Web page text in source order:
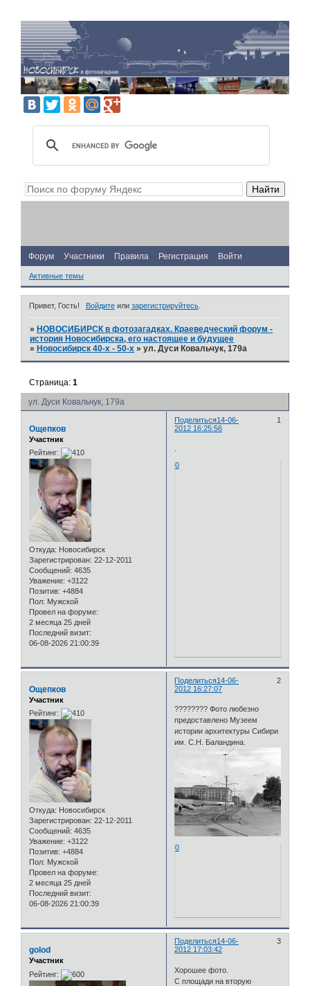
Форум Участники Правила Регистрация Войти
Активные темы
Привет, Гость! Войдитеили зарегистрируйтесь.
» НОВОСИБИРСК в фотозагадках. Краеведческий форум -
история Новосибирска, его настоящее и будущее
» Новосибирск 40-х - 50-х »ул. Дуси Ковальчук, 179а
ул. Дуси Ковальчук, 179а
Страница:1
Поделиться 1
14-06-
2012 16:25:56
Ощепков
Участник
Рейтинг:
Откуда: Новосибирск
Зарегистрирован: 22-12-2011
Сообщений: 4635
Уважение: +3122
Позитив: +4884
Пол: Мужской
Провел на форуме:
2 месяца 25 дней
Последний визит:
06-08-2026 21:00:39
0
Поделиться 2
14-06-
2012 16:27:07
Ощепков
Участник
Рейтинг:
Откуда: Новосибирск
Зарегистрирован: 22-12-2011
Сообщений: 4635
Уважение: +3122
Позитив: +4884
Пол: Мужской
Провел на форуме:
2 месяца 25 дней
Последний визит:
06-08-2026 21:00:39
???????? Фото любезно
предоставлено Музеем
истории архитектуры Сибири
им. С.Н. Баландина.
0
Поделиться 3
14-06-
2012 17:03:42
golod
Участник
Рейтинг:
Хорошее фото.
С площади на вторую